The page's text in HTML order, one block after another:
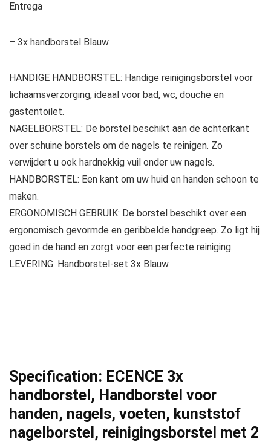
Entrega
– 3x handborstel Blauw
HANDIGE HANDBORSTEL: Handige reinigingsborstel voor
lichaamsverzorging, ideaal voor bad, wc, douche en
gastentoilet.
NAGELBORSTEL: De borstel beschikt aan de achterkant
over schuine borstels om de nagels te reinigen. Zo
verwijdert u ook hardnekkig vuil onder uw nagels.
HANDBORSTEL: Een kant om uw huid en handen schoon te
maken.
ERGONOMISCH GEBRUIK: De borstel beschikt over een
ergonomisch gevormde en geribbelde handgreep. Zo ligt hij
goed in de hand en zorgt voor een perfecte reiniging.
LEVERING: Handborstel-set 3x Blauw
Specification: ECENCE 3x
handborstel, Handborstel voor
handen, nagels, voeten, kunststof
nagelborstel, reinigingsborstel met 2